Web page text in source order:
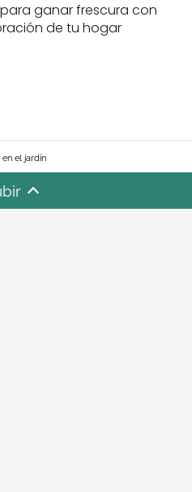
ganar frescura con
de tu hogar
el jardín